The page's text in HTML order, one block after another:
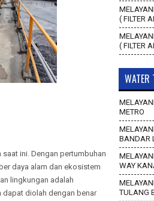
ini. Dengan pertumbuhan
daya alam dan ekosistem
lingkungan adalah
diolah dengan benar
( FILTER
( FILTER
WATER
METRO
BANDAR
WAY
TULANG